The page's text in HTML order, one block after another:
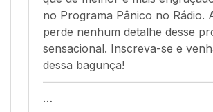
no Programa Pânico no Rádio.
perde nenhum detalhe desse
sensacional. Inscreva-se e
dessa bagunça!
…